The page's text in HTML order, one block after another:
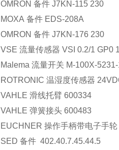
OMRON 备件 J7KN-115 230
MOXA 备件 EDS-208A
OMRON 备件 J7KN-176 230
VSE 流量传感器 VSI 0.2/1 GP0
Malema 流量开关 M-100X-
ROTRONIC 温湿度传感器
VAHLE 滑线托臂 600334
VAHLE 弹簧接头 600483
EUCHNER 操作手柄带电子手轮
SED 备件 402.40.7.45.44.5